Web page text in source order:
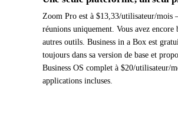
Zoom Pro est à $13,33/utilisateur/
réunions uniquement. Vous avez encore
autres outils. Business in a Box est
toujours dans sa version de base et
Business OS complet à $20/utilisateur/
applications incluses.